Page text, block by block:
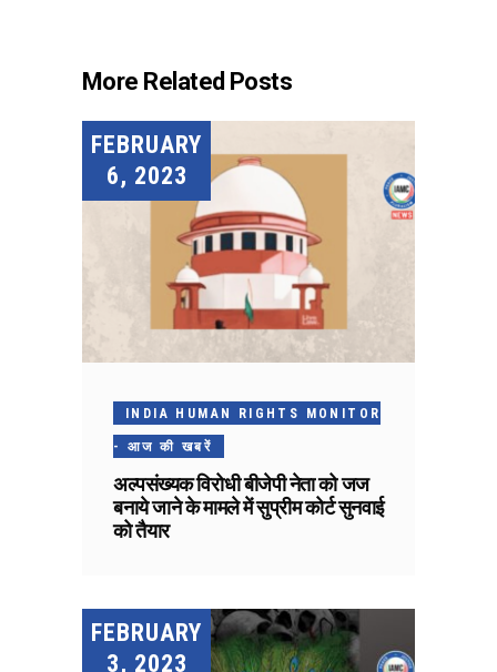
More Related Posts
FEBRUARY
6, 2023
INDIA HUMAN RIGHTS MONITOR
- आज की खबरें
अल्पसंख्यक विरोधी बीजेपी नेता को जज
बनाये जाने के मामले में सुप्रीम कोर्ट सुनवाई
को तैयार
FEBRUARY
3, 2023